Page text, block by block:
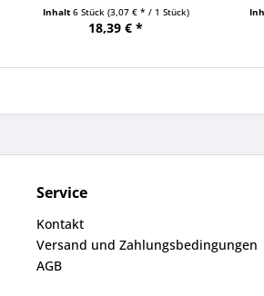
Inhalt 6 Stück (3,07 € * / 1 Stück)
18,39 € *
Service
Kontakt
Versand und Zahlungsbedingungen
AGB